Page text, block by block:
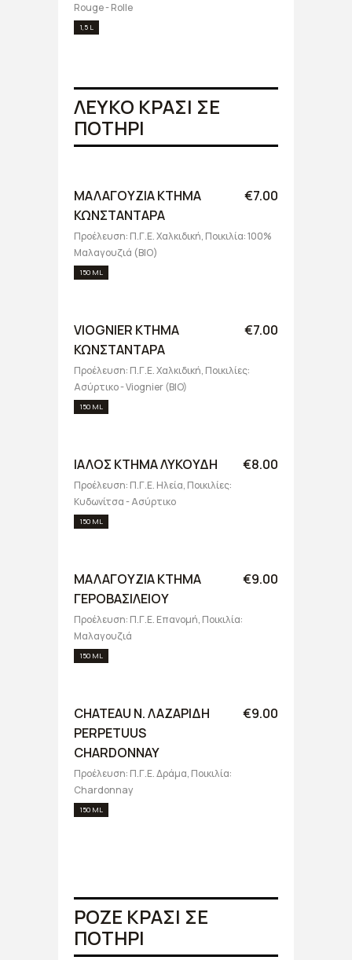
Rouge - Rolle
1,5 L
ΛΕΥΚΟ ΚΡΑΣΙ ΣΕ
ΠΟΤΗΡΙ
ΜΑΛΑΓΟΥΖΙΑ ΚΤΗΜΑ
ΚΩΝΣΤΑΝΤΑΡΑ
€7.00
Προέλευση: Π.Γ.Ε. Χαλκιδική, Ποικιλία: 100%
Μαλαγουζιά (BIO)
150 ML
VIOGNIER ΚΤΗΜΑ
ΚΩΝΣΤΑΝΤΑΡΑ
€7.00
Προέλευση: Π.Γ.Ε. Χαλκιδική, Ποικιλίες:
Ασύρτικο - Viognier (BIO)
150 ML
ΙΑΛΟΣ ΚΤΗΜΑ ΛΥΚΟΥΔΗ €8.00
Προέλευση: Π.Γ.Ε. Ηλεία, Ποικιλίες:
Κυδωνίτσα - Ασύρτικο
150 ML
ΜΑΛΑΓΟΥΖΙΑ ΚΤΗΜΑ
ΓΕΡΟΒΑΣΙΛΕΙΟΥ
€9.00
Προέλευση: Π.Γ.Ε. Επανομή, Ποικιλία:
Μαλαγουζιά
150 ML
CHATEAU N. ΛΑΖΑΡΙΔΗ
PERPETUUS
CHARDONNAY
€9.00
Προέλευση: Π.Γ.Ε. Δράμα, Ποικιλία:
Chardonnay
150 ML
ΡΟΖΕ ΚΡΑΣΙ ΣΕ
ΠΟΤΗΡΙ